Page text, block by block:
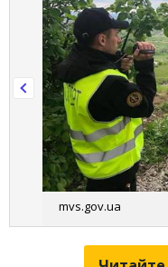
mvs.gov.ua